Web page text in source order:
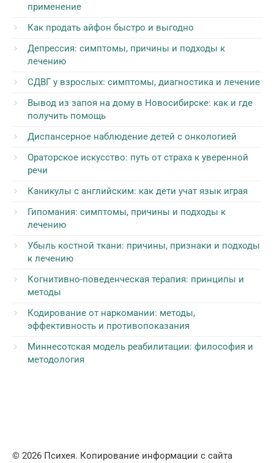
применение
Как продать айфон быстро и выгодно
Депрессия: симптомы, причины и подходы к
лечению
СДВГ у взрослых: симптомы, диагностика и лечение
Вывод из запоя на дому в Новосибирске: как и где
получить помощь
Диспансерное наблюдение детей с онкологией
Ораторское искусство: путь от страха к уверенной
речи
Каникулы с английским: как дети учат язык играя
Гипомания: симптомы, причины и подходы к
лечению
Убыль костной ткани: причины, признаки и подходы
к лечению
Когнитивно-поведенческая терапия: принципы и
методы
Кодирование от наркомании: методы,
эффективность и противопоказания
Миннесотская модель реабилитации: философия и
методология
© 2026 Психея. Копирование информации с сайта